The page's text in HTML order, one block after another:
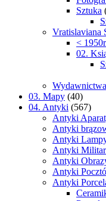
Sztuka
Vratislaviana
<
02.
03. Mapy (40)
04. Antyki (567)
Antyki
Antyki
Antyki
Antyki
Antyki
Antyki
Antyki